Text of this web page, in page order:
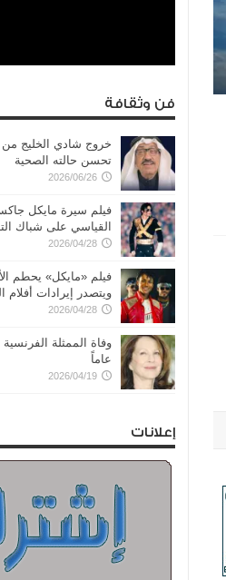
فن وثقافة
خروج شادي الخليج
تحسن حالته الصحية
2026/06/26
فيلم سيرة مايكل
القياسي على شباك
2026/04/28
فيلم «مايكل» يحطم
ويتصدر إيرادات أفلام
2026/04/28
عاماً
2026/04/19
إعلانات